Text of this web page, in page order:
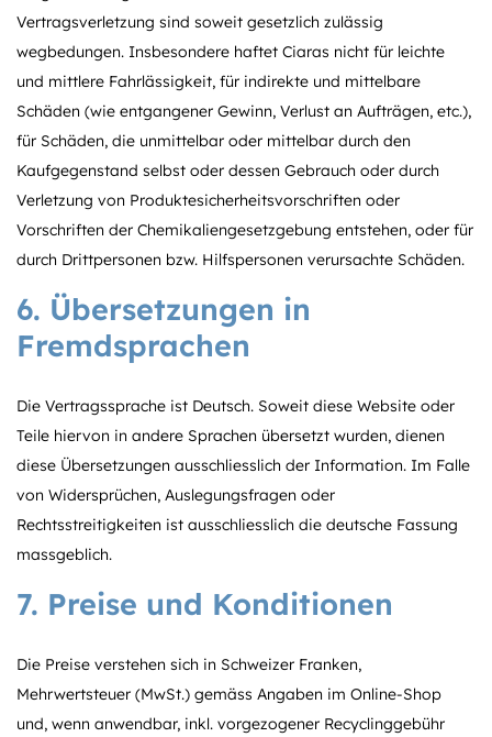
Vertragsverletzung sind soweit gesetzlich zulässig
wegbedungen. Insbesondere haftet Ciaras nicht für leichte
und mittlere Fahrlässigkeit, für indirekte und mittelbare
Schäden (wie entgangener Gewinn, Verlust an Aufträgen, etc.),
für Schäden, die unmittelbar oder mittelbar durch den
Kaufgegenstand selbst oder dessen Gebrauch oder durch
Verletzung von Produktesicherheitsvorschriften oder
Vorschriften der Chemikaliengesetzgebung entstehen, oder für
durch Drittpersonen bzw. Hilfspersonen verursachte Schäden.
6. Übersetzungen in
Fremdsprachen
Die Vertragssprache ist Deutsch. Soweit diese Website oder
Teile hiervon in andere Sprachen übersetzt wurden, dienen
diese Übersetzungen ausschliesslich der Information. Im Falle
von Widersprüchen, Auslegungsfragen oder
Rechtsstreitigkeiten ist ausschliesslich die deutsche Fassung
massgeblich.
7. Preise und Konditionen
Die Preise verstehen sich in Schweizer Franken,
Mehrwertsteuer (MwSt.) gemäss Angaben im Online-Shop
und, wenn anwendbar, inkl. vorgezogener Recyclinggebühr